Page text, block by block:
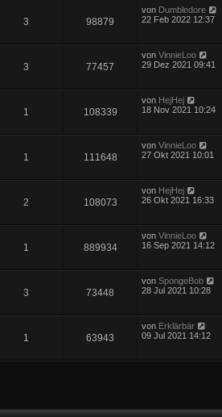
3 98879
von Dumbledore
22 Feb 2022 12:37
3 77457
vonVinnieLoo
29 Dez 2021 09:41
1 108339
von HejHej
18 Nov 2021 10:24
1 111648
vonVinnieLoo
27 Okt 2021 10:01
2 108073
von HejHej
26 Okt 2021 16:33
1 889934
vonVinnieLoo
16 Sep 2021 14:12
3 73448
vonSpongeBob
28 Jul 2021 10:28
1 63943
von Erklärbär
09 Jul 2021 14:12